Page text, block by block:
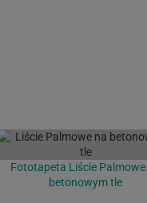
Fototapeta Liście Palmowe
betonowym tle